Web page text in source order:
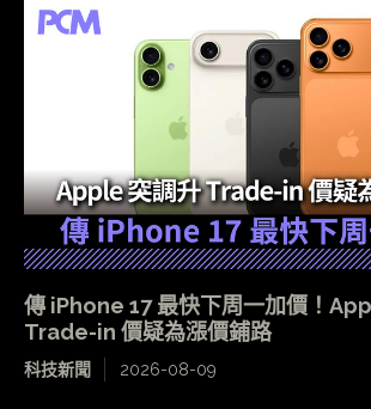
傳 iPhone 17 最快下周一加價！
Trade-in 價疑為漲價鋪路
科技新聞 2026-08-09